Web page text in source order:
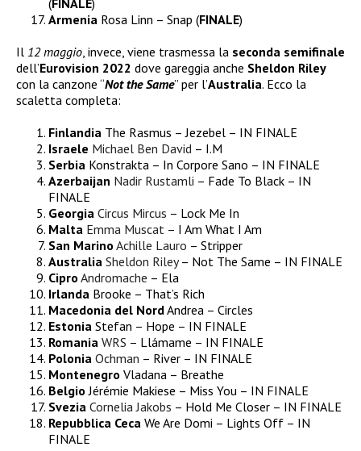
Armenia Rosa Linn – Snap (FINALE)
Il 12 maggio , invece, viene trasmessa la seconda semifinale
dell’Eurovision 2022 dove gareggia anche Sheldon Riley
con la canzone “Not the Same” per l’Australia. Ecco la
scaletta completa:
Finlandia The Rasmus – Jezebel – IN FINALE
Israele Michael Ben David – I.M
Serbia Konstrakta – In Corpore Sano – IN FINALE
Azerbaijan Nadir Rustamli – Fade To Black – IN
FINALE
Georgia Circus Mircus – Lock Me In
Malta Emma Muscat – I Am What I Am
San Marino Achille Lauro – Stripper
Australia Sheldon Riley– Not The Same – IN FINALE
Cipro Andromache – Ela
Irlanda Brooke – That’s Rich
Macedonia del NordAndrea – Circles
Estonia Stefan – Hope – IN FINALE
Romania WRS – Llámame – IN FINALE
Polonia Ochman – River – IN FINALE
Montenegro Vladana – Breathe
Belgio Jérémie Makiese – Miss You – IN FINALE
Svezia Cornelia Jakobs – Hold Me Closer – IN FINALE
Repubblica Ceca We Are Domi – Lights Off – IN
FINALE